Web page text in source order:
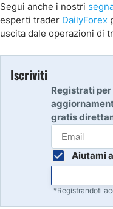
Segui anche i nostri
esperti trader DailyForex
uscita dale operazioni di
Iscriviti
Registrati
gratis
Aiutami
*Registrandoti